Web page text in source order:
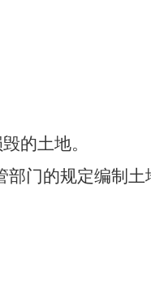
的土地。
门的规定编制土